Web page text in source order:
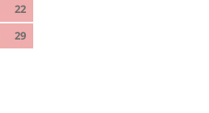
22
29